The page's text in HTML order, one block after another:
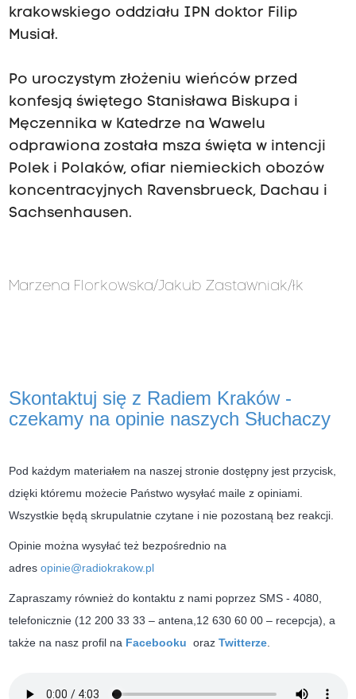
krakowskiego oddziału IPN doktor Filip
Musiał.
Po uroczystym złożeniu wieńców przed
konfesją świętego Stanisława Biskupa i
Męczennika w Katedrze na Wawelu
odprawiona została msza święta w intencji
Polek i Polaków, ofiar niemieckich obozów
koncentracyjnych Ravensbrueck, Dachau i
Sachsenhausen.
Marzena Florkowska/Jakub Zastawniak/łk
Skontaktuj się z Radiem Kraków -
czekamy na opinie naszych Słuchaczy
Pod każdym materiałem na naszej stronie dostępny jest przycisk,
dzięki któremu możecie Państwo wysyłać maile z opiniami.
Wszystkie będą skrupulatnie czytane i nie pozostaną bez reakcji.
Opinie można wysyłać też bezpośrednio na
adres opinie@radiokrakow.pl
Zapraszamy również do kontaktu z nami poprzez SMS - 4080,
telefonicznie (12 200 33 33 – antena,12 630 60 00 – recepcja), a
także na nasz profil na Facebooku oraz Twitterze.